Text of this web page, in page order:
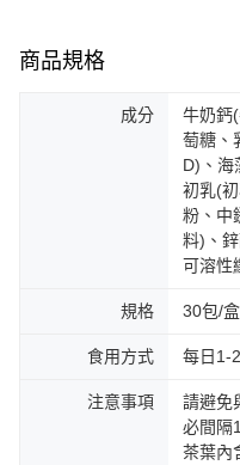
商品規格
成分
牛奶鈣
萄糖、
D)、海
初乳(
粉、中
料)、
可溶性
規格 30包/盒
食用方式 每日1-
注意事項
請避免
必間隔
茶葉內